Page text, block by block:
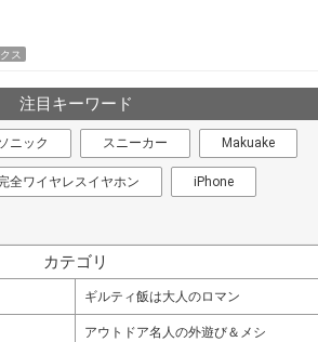
ス
注目キーワード
ニック スニーカー Makuake
全ワイヤレスイヤホン iPhone
カテゴリ
ギルティ飯は大人のロマン
アウトドア名人の外遊び＆メシ